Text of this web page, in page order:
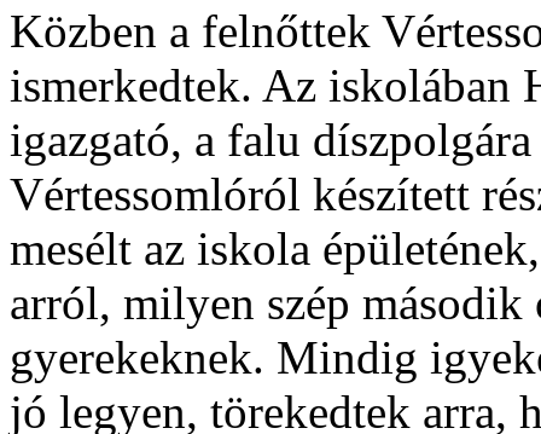
Közben a felnőttek
ismerkedtek. Az iskolában
igazgató, a falu
Vértessomlóról készített
mesélt az iskola
arról, milyen szép
gyerekeknek. Mindig
jó legyen, törekedtek arra,